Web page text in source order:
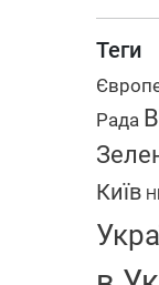
Теги
Рада
Київ